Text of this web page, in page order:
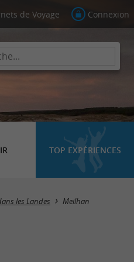
de Voyage Connexion
TOP EXPÉRIENCES
Masquer la carte
les Landes Meilhan